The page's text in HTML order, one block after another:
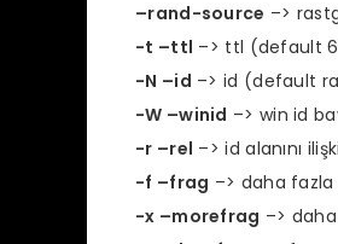
–rand-source –>
-t –ttl –> ttl (default
-N –id –> id (default
-W –winid –> win id
-r –rel –> id alanını
-f –frag –> daha
-x –morefrag –>